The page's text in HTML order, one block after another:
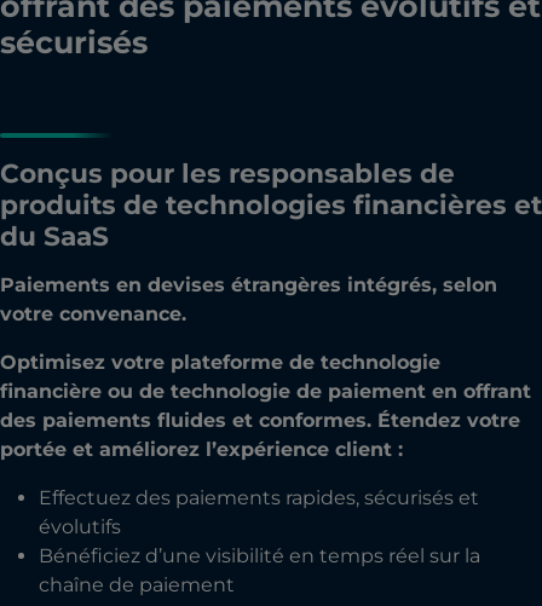
sécurisés
Conçus pour les responsables de
produits de technologies financières et
du SaaS
Paiements en devises étrangères intégrés, selon
votre convenance.
Optimisez votre plateforme de technologie
financière ou de technologie de paiement en offrant
des paiements fluides et conformes. Étendez votre
portée et améliorez l’expérience client :
Effectuez des paiements rapides, sécurisés et
évolutifs
Bénéficiez d’une visibilité en temps réel sur la
chaîne de paiement